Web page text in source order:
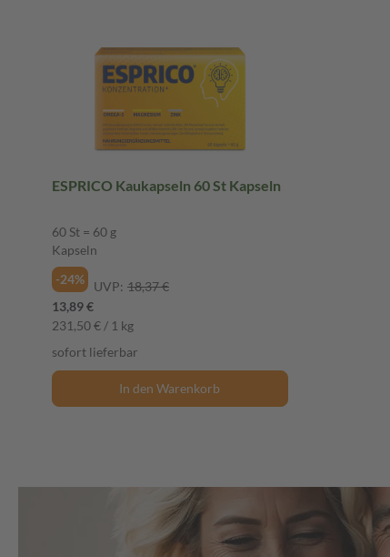
ESPRICO Kaukapseln 60 St Kapseln
60 St = 60 g
Kapseln
-24%
UVP: 18,37 €
13,89 €
231,50 € / 1 kg
sofort lieferbar
In den Warenkorb